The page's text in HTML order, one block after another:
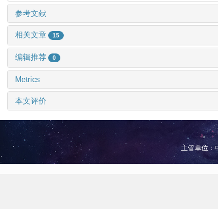
参考文献
相关文章 15
编辑推荐 0
Metrics
本文评价
主管单位：